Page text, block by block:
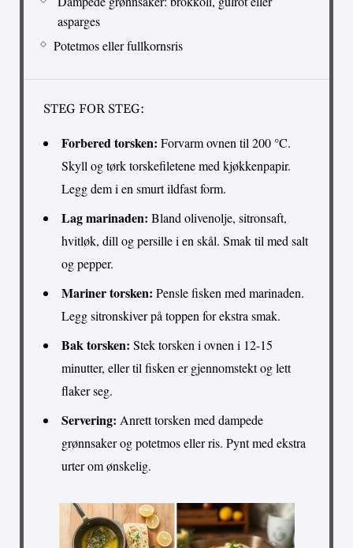
asparges
Potetmos eller fullkornsris
STEG FOR STEG:
Forbered torsken: Forvarm ovnen til 200 °C.
Skyll og tørk torskefiletene med kjøkkenpapir.
Legg dem i en smurt ildfast form.
Lag marinaden: Bland olivenolje, sitronsaft,
hvitløk, dill og persille i en skål. Smak til med salt
og pepper.
Mariner torsken: Pensle fisken med marinaden.
Legg sitronskiver på toppen for ekstra smak.
Bak torsken: Stek torsken i ovnen i 12-15
minutter, eller til fisken er gjennomstekt og lett
flaker seg.
Servering: Anrett torsken med dampede
grønnsaker og potetmos eller ris. Pynt med ekstra
urter om ønskelig.